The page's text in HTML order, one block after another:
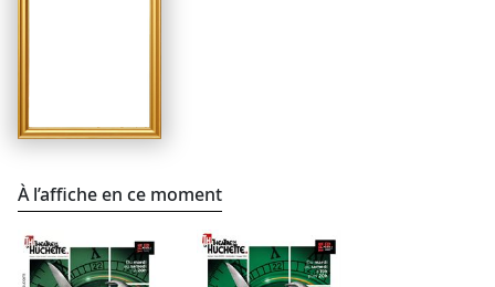
À l’affiche en ce moment